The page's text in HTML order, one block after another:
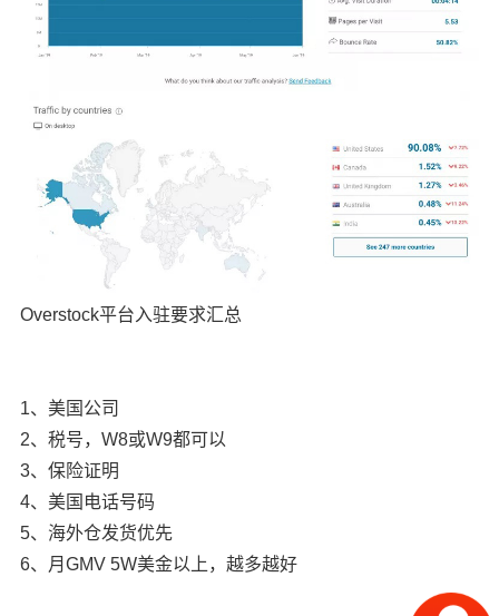
Overstock平台入驻要求汇总
1、美国公司
2、税号，W8或W9都可以
3、保险证明
4、美国电话号码
5、海外仓发货优先
6、月GMV 5W美金以上，越多越好